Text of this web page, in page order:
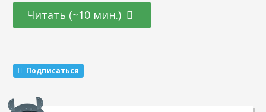
ли тематика. После машинной проверки объявление
переходит к модератору. Он выносит окончательное
Читать (~10 мин.)
Подписаться